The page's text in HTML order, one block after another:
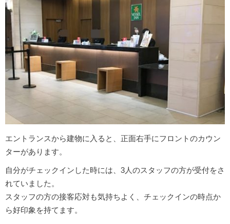
エントランスから建物に入ると、正面右手にフロントのカウン
ターがあります。
自分がチェックインした時には、3人のスタッフの方が受付をさ
れていました。
スタッフの方の接客応対も気持ちよく、チェックインの時点か
ら好印象を持てます。